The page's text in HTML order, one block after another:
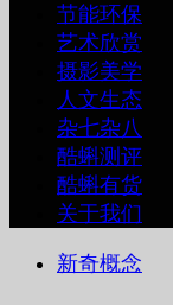
节能环保
艺术欣赏
摄影美学
人文生态
杂七杂八
酷蝌测评
酷蝌有货
关于我们
新奇概念